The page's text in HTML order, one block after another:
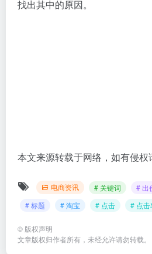
找出其中的原因。
本文来源转载于网络，如有侵权
电商资讯 # 关键词 # 出
# 标题
# 淘宝 # 点击 # 点击
© 版权声明
文章版权归作者所有，未经允许请勿转载。